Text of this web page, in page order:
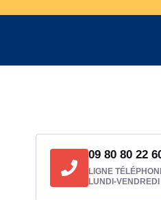
09 80 80 22
LIGNE
LUNDI-VENDREDI